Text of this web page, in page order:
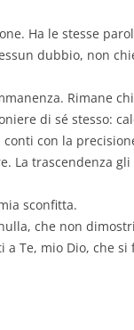
Ha le stesse
dubbio, non
Rimane
di sé stesso:
con la
La trascendenza gli
sconfitta.
che non
Te, mio Dio, che si